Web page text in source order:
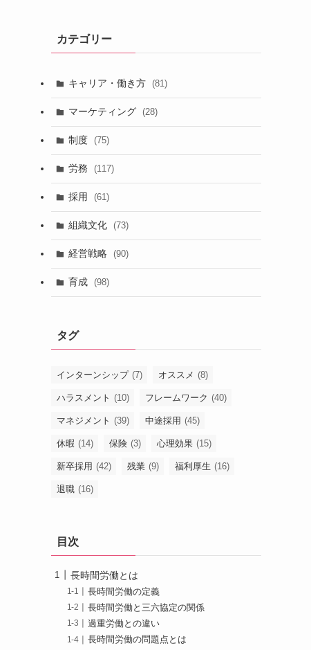
カテゴリー
キャリア・働き方 (81)
マーケティング (28)
制度 (75)
労務 (117)
採用 (61)
組織文化 (73)
経営戦略 (90)
育成 (98)
タグ
インターンシップ (7) オススメ (8)
ハラスメント (10) フレームワーク (40)
マネジメント (39) 中途採用 (45)
休暇 (14) 保険 (3) 心理効果 (15)
新卒採用 (42) 残業 (9) 福利厚生 (16)
退職 (16)
目次
長時間労働とは
長時間労働の定義
長時間労働と三六協定の関係
過重労働との違い
長時間労働の問題点とは